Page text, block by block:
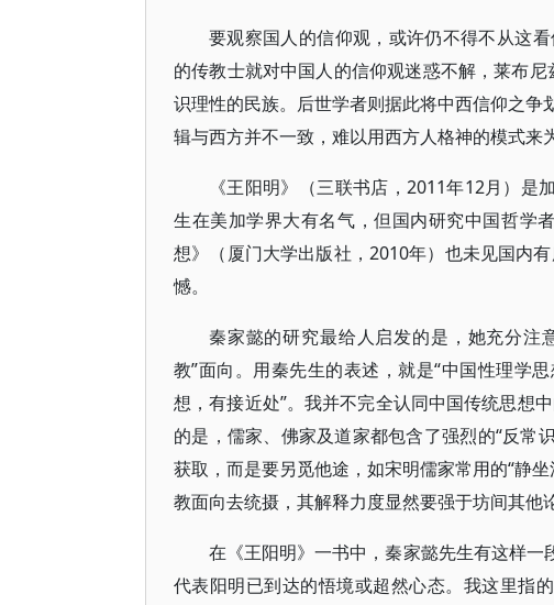
要观察国人的信仰观，或许仍不得不从这
的传教士就对中国人的信仰观迷惑不解，莱布
识理性的民族。后世学者则据此将中西信仰之争
辑与西方并不一致，难以用西方人格神的模式来
《王阳明》（三联书店，2011年12月）
生在美加学界大有名气，但国内研究中国哲学
想》（厦门大学出版社，2010年）也未见国内
憾。
秦家懿的研究最给人启发的是，她充分注
教”面向。用秦先生的表述，就是“中国性理学
想，有接近处”。我并不完全认同中国传统思想
的是，儒家、佛家及道家都包含了强烈的“反常
获取，而是要另觅他途，如宋明儒家常用的“静
教面向去统摄，其解释力度显然要强于坊间其他
在《王阳明》一书中，秦家懿先生有这样
代表阳明已到达的悟境或超然心态。我这里指